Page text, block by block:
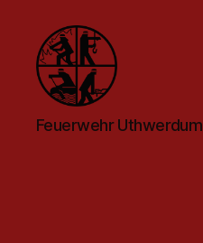
Feuerwehr
Uthwerdum
Feuerwehr Uthwerdum